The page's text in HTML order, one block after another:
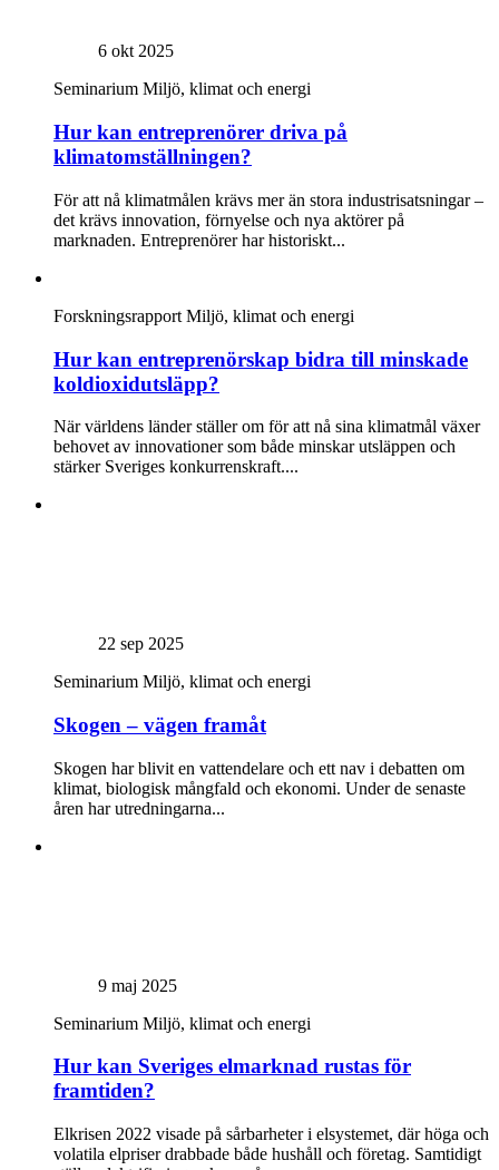
6 okt 2025
Seminarium Miljö, klimat och energi
Hur kan entreprenörer driva på
klimatomställningen?
För att nå klimatmålen krävs mer än stora industrisatsningar –
det krävs innovation, förnyelse och nya aktörer på
marknaden. Entreprenörer har historiskt...
Forskningsrapport Miljö, klimat och energi
Hur kan entreprenörskap bidra till minskade
koldioxidutsläpp?
När världens länder ställer om för att nå sina klimatmål växer
behovet av innovationer som både minskar utsläppen och
stärker Sveriges konkurrenskraft....
22 sep 2025
Seminarium Miljö, klimat och energi
Skogen – vägen framåt
Skogen har blivit en vattendelare och ett nav i debatten om
klimat, biologisk mångfald och ekonomi. Under de senaste
åren har utredningarna...
9 maj 2025
Seminarium Miljö, klimat och energi
Hur kan Sveriges elmarknad rustas för
framtiden?
Elkrisen 2022 visade på sårbarheter i elsystemet, där höga och
volatila elpriser drabbade både hushåll och företag. Samtidigt